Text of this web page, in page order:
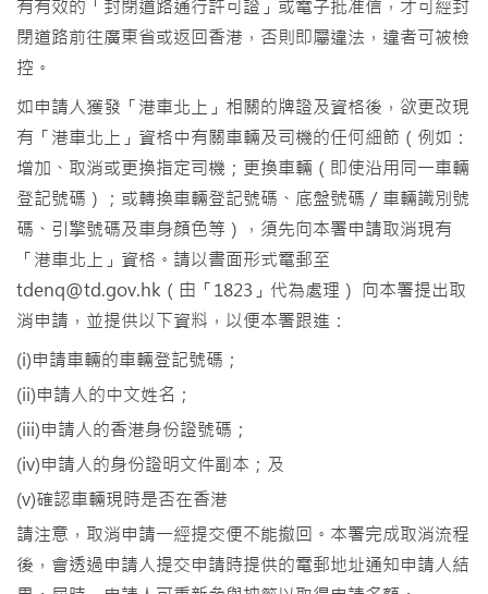
有有效的「封閉道路通行許可證」或電子批准信，才可經封
閉道路前往廣東省或返回香港，否則即屬違法，違者可被檢
控。
如申請人獲發「港車北上」相關的牌證及資格後，欲更改現
有「港車北上」資格中有關車輛及司機的任何細節（例如：
增加、取消或更換指定司機；更換車輛（即使沿用同一車輛
登記號碼）；或轉換車輛登記號碼、底盤號碼／車輛識別號
碼、引擎號碼及車身顔色等），須先向本署申請取消現有
「港車北上」資格。請以書面形式電郵至
tdenq@td.gov.hk（由「1823」代為處理） 向本署提出取
消申請，並提供以下資料，以便本署跟進：
(i)申請車輛的車輛登記號碼；
(ii)申請人的中文姓名；
(iii)申請人的香港身份證號碼；
(iv)申請人的身份證明文件副本；及
(v)確認車輛現時是否在香港
請注意，取消申請一經提交便不能撤回。本署完成取消流程
後，會透過申請人提交申請時提供的電郵地址通知申請人結